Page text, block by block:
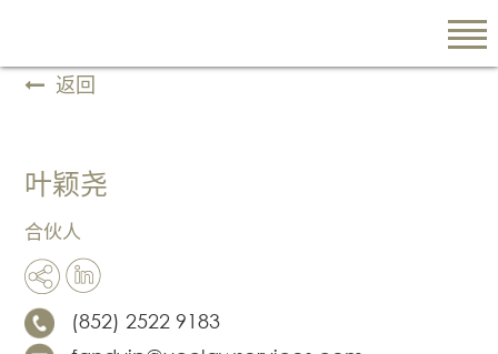
返回
叶颖尧
合伙人
(852) 2522 9183
繁